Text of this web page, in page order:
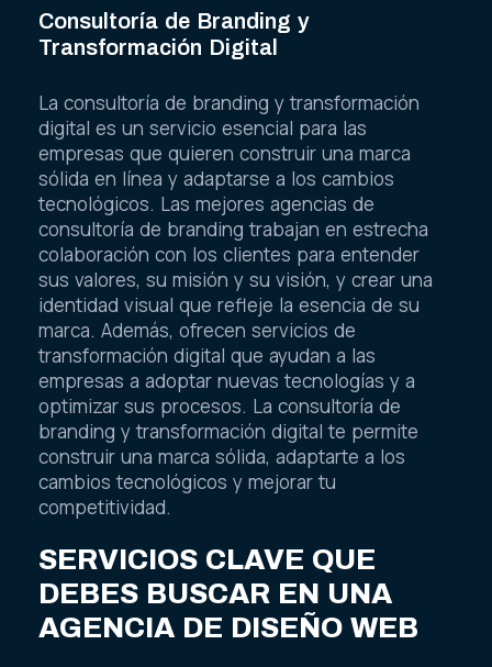
Consultoría de Branding y
Transformación Digital
La consultoría de branding y transformación
digital es un servicio esencial para las
empresas que quieren construir una marca
sólida en línea y adaptarse a los cambios
tecnológicos. Las mejores agencias de
consultoría de branding trabajan en estrecha
colaboración con los clientes para entender
sus valores, su misión y su visión, y crear una
identidad visual que refleje la esencia de su
marca. Además, ofrecen servicios de
transformación digital que ayudan a las
empresas a adoptar nuevas tecnologías y a
optimizar sus procesos. La consultoría de
branding y transformación digital te permite
construir una marca sólida, adaptarte a los
cambios tecnológicos y mejorar tu
competitividad.
SERVICIOS CLAVE QUE
DEBES BUSCAR EN UNA
AGENCIA DE DISEÑO WEB